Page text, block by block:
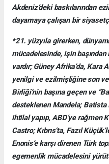
Akdeniz’deki baskılarından
dayamaya çalışan bir
*21. yüzyıla girerken,
mücadelesinde, işin
vardır; Güney Afrika’da, Kara
yenilgi ve ezilmişliğine son
Birliği’nin başına geçen ve
desteklenen Mandela;
ihtilal yapıp, ABD’ye rağmen
Castro; Kıbrıs’ta, Fazıl
Enonis’e karşı direnen Türk
egemenlik mücadelesini